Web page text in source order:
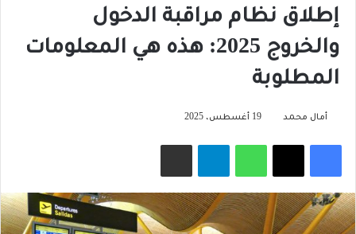
إطلاق نظام مراقبة الدخول
والخروج 2025: هذه هي المعلومات
المطلوبة
أمال محمد 19 أغسطس، 2025
فيسبوك‫X واتساب تيلقرام مشاركة عبر البريد